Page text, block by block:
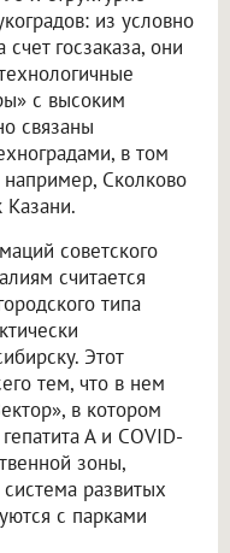
из условно
госзаказа, они
с высоким
связаны
в том
Сколково
Казани.
советского
считается
типа
Этот
тем, что в нем
в котором
А и COVID-
зоны,
развитых
с парками